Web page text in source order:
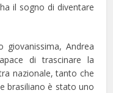
il sogno di diventare
Andrea
di trascinare la
nazionale, tanto che
brasiliano è stato uno